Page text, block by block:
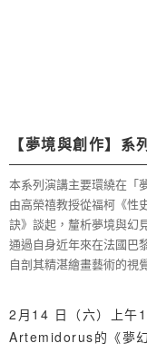
【夢境與創作】系
本系列演講主要環繞在「
由高榮禧教授從福柯《性
訣》談起，釐析夢境與幻
通過自身近年來在法國巴
自剖其精湛繪畫藝術的視
2月14 日（六）上午
Artemidorus的《夢